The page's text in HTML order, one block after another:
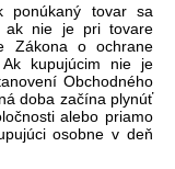
ponúkaný tovar sa
ak nie je pri tovare
Zákona o ochrane
kupujúcim nie je
Obchodného
doba začína plynúť
alebo priamo
osobne v deň